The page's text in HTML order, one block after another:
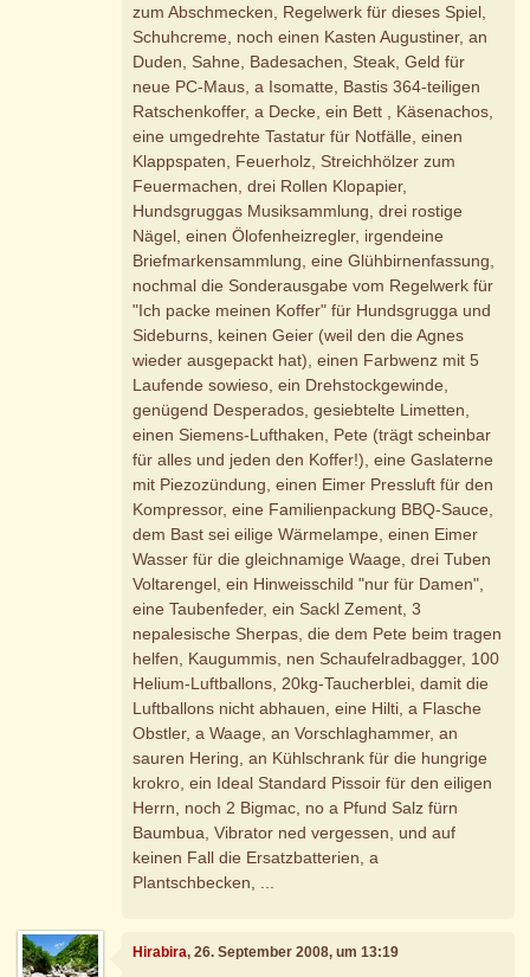
zum Abschmecken, Regelwerk für dieses Spiel,
Schuhcreme, noch einen Kasten Augustiner, an
Duden, Sahne, Badesachen, Steak, Geld für
neue PC-Maus, a Isomatte, Bastis 364-teiligen
Ratschenkoffer, a Decke, ein Bett , Käsenachos,
eine umgedrehte Tastatur für Notfälle, einen
Klappspaten, Feuerholz, Streichhölzer zum
Feuermachen, drei Rollen Klopapier,
Hundsgruggas Musiksammlung, drei rostige
Nägel, einen Ölofenheizregler, irgendeine
Briefmarkensammlung, eine Glühbirnenfassung,
nochmal die Sonderausgabe vom Regelwerk für
"Ich packe meinen Koffer" für Hundsgrugga und
Sideburns, keinen Geier (weil den die Agnes
wieder ausgepackt hat), einen Farbwenz mit 5
Laufende sowieso, ein Drehstockgewinde,
genügend Desperados, gesiebtelte Limetten,
einen Siemens-Lufthaken, Pete (trägt scheinbar
für alles und jeden den Koffer!), eine Gaslaterne
mit Piezozündung, einen Eimer Pressluft für den
Kompressor, eine Familienpackung BBQ-Sauce,
dem Bast sei eilige Wärmelampe, einen Eimer
Wasser für die gleichnamige Waage, drei Tuben
Voltarengel, ein Hinweisschild "nur für Damen",
eine Taubenfeder, ein Sackl Zement, 3
nepalesische Sherpas, die dem Pete beim tragen
helfen, Kaugummis, nen Schaufelradbagger, 100
Helium-Luftballons, 20kg-Taucherblei, damit die
Luftballons nicht abhauen, eine Hilti, a Flasche
Obstler, a Waage, an Vorschlaghammer, an
sauren Hering, an Kühlschrank für die hungrige
krokro, ein Ideal Standard Pissoir für den eiligen
Herrn, noch 2 Bigmac, no a Pfund Salz fürn
Baumbua, Vibrator ned vergessen, und auf
keinen Fall die Ersatzbatterien, a
Plantschbecken, ...
Hirabira, 26. September 2008, um 13:19